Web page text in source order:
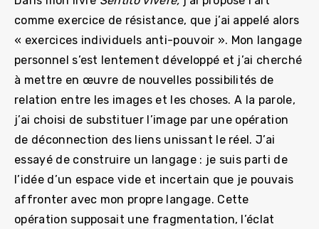
comme exercice de résistance, que j’ai appelé alors
« exercices individuels anti-pouvoir ». Mon langage
personnel s’est lentement développé et j’ai cherché
à mettre en œuvre de nouvelles possibilités de
relation entre les images et les choses. A la parole,
j’ai choisi de substituer l’image par une opération
de déconnection des liens unissant le réel. J’ai
essayé de construire un langage : je suis parti de
l’idée d’un espace vide et incertain que je pouvais
affronter avec mon propre langage. Cette
opération supposait une fragmentation, l’éclat